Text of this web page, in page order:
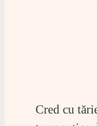
Cred cu